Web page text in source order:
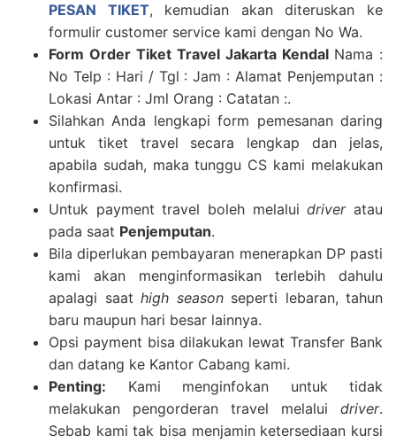
PESAN TIKET, kemudian akan diteruskan ke
formulir customer service kami dengan No Wa.
Form Order Tiket Travel Jakarta Kendal Nama :
No Telp : Hari / Tgl : Jam : Alamat Penjemputan :
Lokasi Antar : Jml Orang : Catatan :.
Silahkan Anda lengkapi form pemesanan daring
untuk tiket travel secara lengkap dan jelas,
apabila sudah, maka tunggu CS kami melakukan
konfirmasi.
Untuk payment travel boleh melaluidriveratau
pada saat Penjemputan.
Bila diperlukan pembayaran menerapkan DP pasti
kami akan menginformasikan terlebih dahulu
apalagi saat high seasonseperti lebaran, tahun
baru maupun hari besar lainnya.
Opsi payment bisa dilakukan lewat Transfer Bank
dan datang ke Kantor Cabang kami.
Penting: Kami menginfokan untuk tidak
melakukan pengorderan travel melalui driver.
Sebab kami tak bisa menjamin ketersediaan kursi